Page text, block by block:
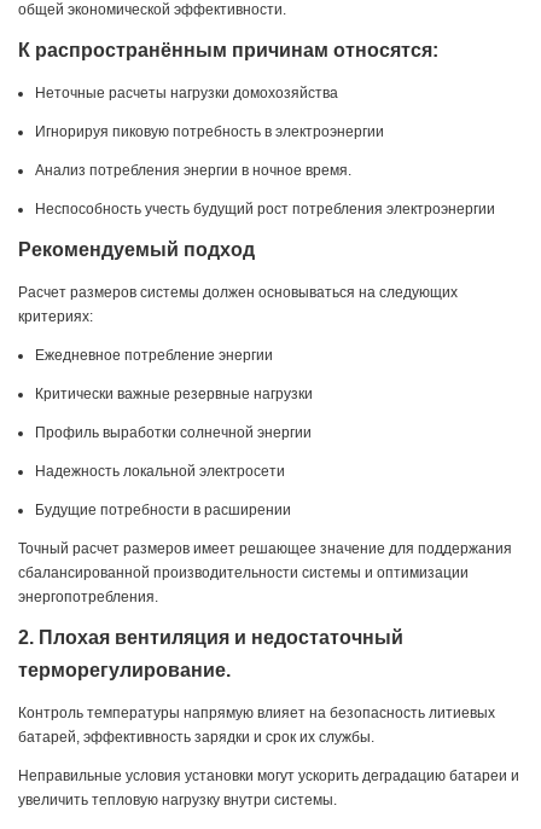
общей экономической эффективности.
К распространённым причинам относятся:
Неточные расчеты нагрузки домохозяйства
Игнорируя пиковую потребность в электроэнергии
Анализ потребления энергии в ночное время.
Неспособность учесть будущий рост потребления электроэнергии
Рекомендуемый подход
Расчет размеров системы должен основываться на следующих
критериях:
Ежедневное потребление энергии
Критически важные резервные нагрузки
Профиль выработки солнечной энергии
Надежность локальной электросети
Будущие потребности в расширении
Точный расчет размеров имеет решающее значение для поддержания
сбалансированной производительности системы и оптимизации
энергопотребления.
2. Плохая вентиляция и недостаточный
терморегулирование.
Контроль температуры напрямую влияет на безопасность литиевых
батарей, эффективность зарядки и срок их службы.
Неправильные условия установки могут ускорить деградацию батареи и
увеличить тепловую нагрузку внутри системы.